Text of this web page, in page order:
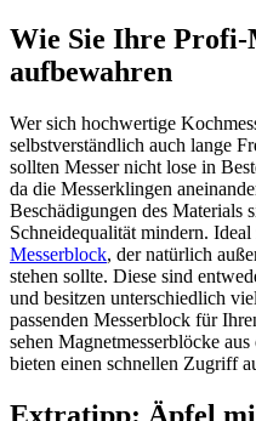
Wie Sie Ihre Profi-
aufbewahren
Wer sich hochwertige
selbstverständlich auch lange
sollten Messer nicht lose in
da die Messerklingen
Beschädigungen des Materials
Schneidequalität mindern.
Messerblock, der natürlich
stehen sollte. Diese sind
und besitzen unterschiedlich
passenden Messerblock für
sehen Magnetmesserblöcke
bieten einen schnellen Zugriff